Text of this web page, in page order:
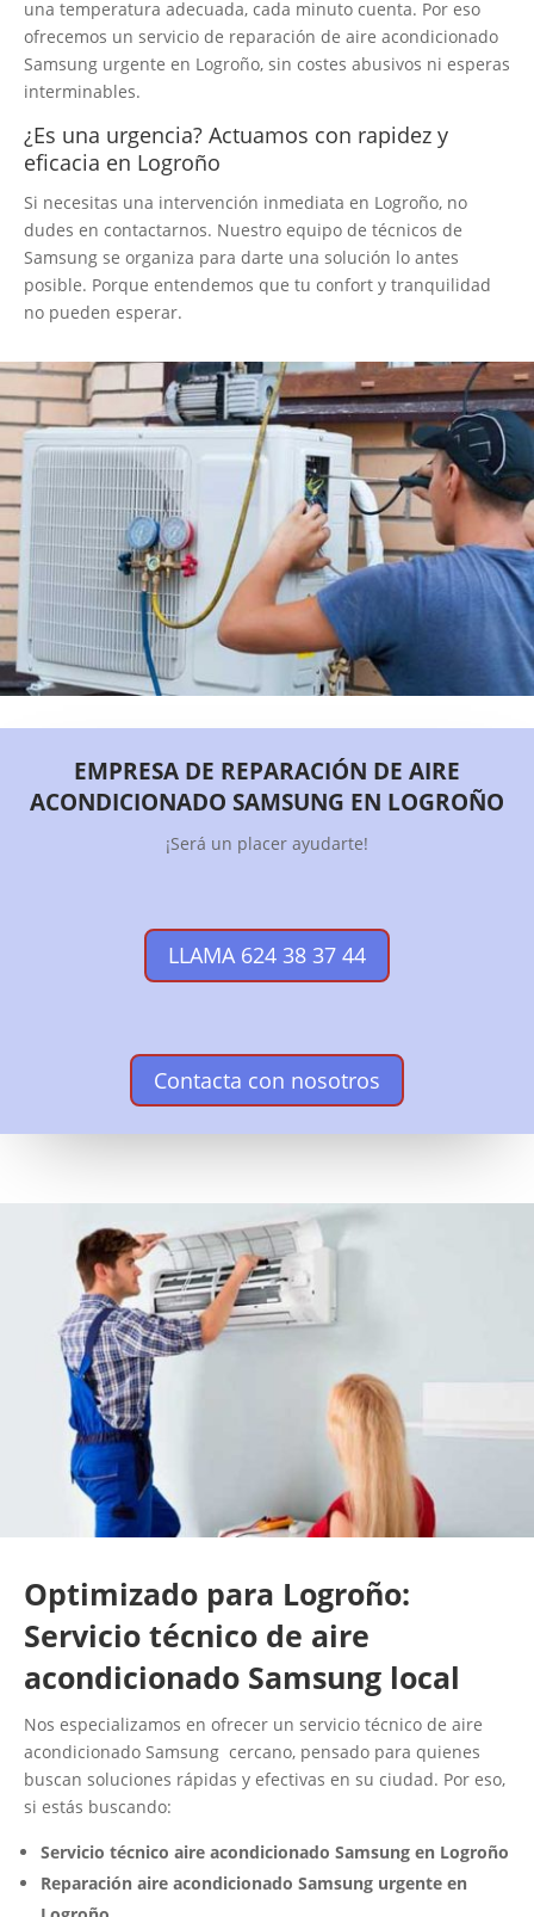
una temperatura adecuada, cada minuto cuenta. Por eso
ofrecemos un servicio de reparación de aire acondicionado
Samsung urgente en Logroño, sin costes abusivos ni esperas
interminables.
¿Es una urgencia? Actuamos con rapidez y
eficacia en Logroño
Si necesitas una intervención inmediata en Logroño, no
dudes en contactarnos. Nuestro equipo de técnicos de
Samsung se organiza para darte una solución lo antes
posible. Porque entendemos que tu confort y tranquilidad
no pueden esperar.
EMPRESA DE REPARACIÓN DE AIRE
ACONDICIONADO SAMSUNG EN LOGROÑO
¡Será un placer ayudarte!
LLAMA 624 38 37 44
Contacta con nosotros
Optimizado para Logroño:
Servicio técnico de aire
acondicionado Samsung local
Nos especializamos en ofrecer un servicio técnico de aire
acondicionado Samsung cercano, pensado para quienes
buscan soluciones rápidas y efectivas en su ciudad. Por eso,
si estás buscando:
Servicio técnico aire acondicionado Samsung en Logroño
Reparación aire acondicionado Samsung urgente en